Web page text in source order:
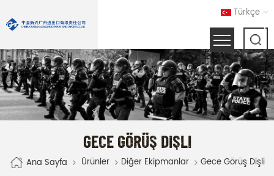
Türkçe
GECE GÖRÜŞ DIŞLI
Ana Sayfa Ürünler Diğer Ekipmanlar Gece Görüş Dişli